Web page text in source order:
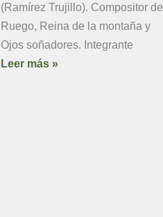
(Ramírez Trujillo). Compositor de
Ruego, Reina de la montaña y
Ojos soñadores. Integrante
Leer más »